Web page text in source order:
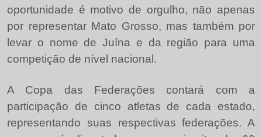
oportunidade é motivo de orgulho, não apenas
por representar Mato Grosso, mas também por
levar o nome de Juína e da região para uma
competição de nível nacional.
A Copa das Federações contará com a
participação de cinco atletas de cada estado,
representando suas respectivas federações. A